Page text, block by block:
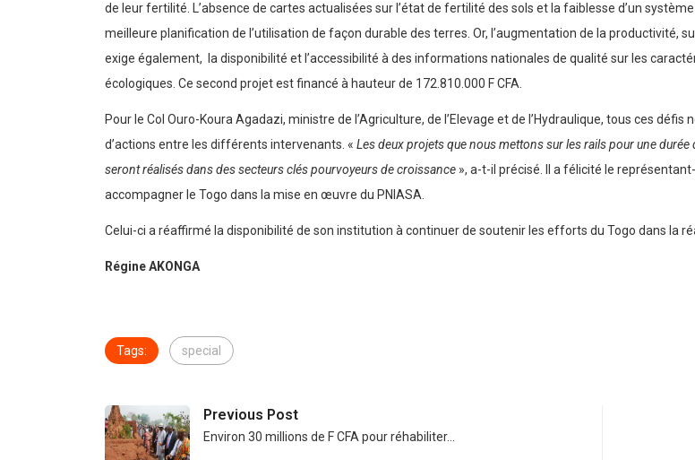
de leur fertilité. L’absence de cartes actualisées sur l’état de fertilité des sols et la faiblesse d’un
meilleure planification de l’utilisation de façon durable des terres. Or, l’augmentation de la productivité,
exige également, la disponibilité et l’accessibilité à des informations nationales de qualité sur les
écologiques. Ce second projet est financé à hauteur de 172.810.000 F CFA.
Pour le Col Ouro-Koura Agadazi, ministre de l’Agriculture, de l’Elevage et de l’Hydraulique, tous ces
d’actions entre les différents intervenants. « Les deux projets que nous mettons sur les rails pour une
seront réalisés dans des secteurs clés pourvoyeurs de croissance », a-t-il précisé. Il a félicité le
accompagner le Togo dans la mise en œuvre du PNIASA.
Celui-ci a réaffirmé la disponibilité de son institution à continuer de soutenir les efforts du Togo dans la
Régine AKONGA
Tags: special
Previous Post
Environ 30 millions de F CFA pour réhabiliter…